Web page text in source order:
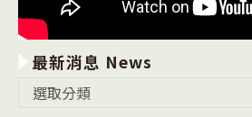
最新消息 News
選取分類